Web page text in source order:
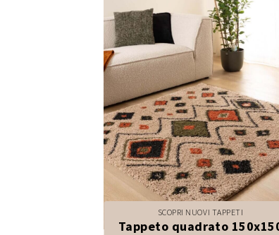
SCOPRI NUOVI TAPPETI
Tappeto quadrato